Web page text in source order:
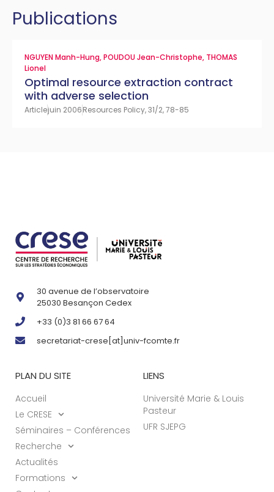
Publications
NGUYEN Manh-Hung,POUDOU Jean-Christophe, THOMAS
Lionel
Optimal resource extraction contract
with adverse selection
Articlejuin 2006Resources Policy, 31/2, 78-85
30 avenue de l’observatoire
25030 Besançon Cedex
+33 (0)3 81 66 67 64
secretariat-crese[at]univ-fcomte.fr
PLAN DU SITE
Accueil
Le CRESE
Séminaires – Conférences
Recherche
Actualités
Formations
LIENS
Université Marie & Louis
Pasteur
UFR SJEPG